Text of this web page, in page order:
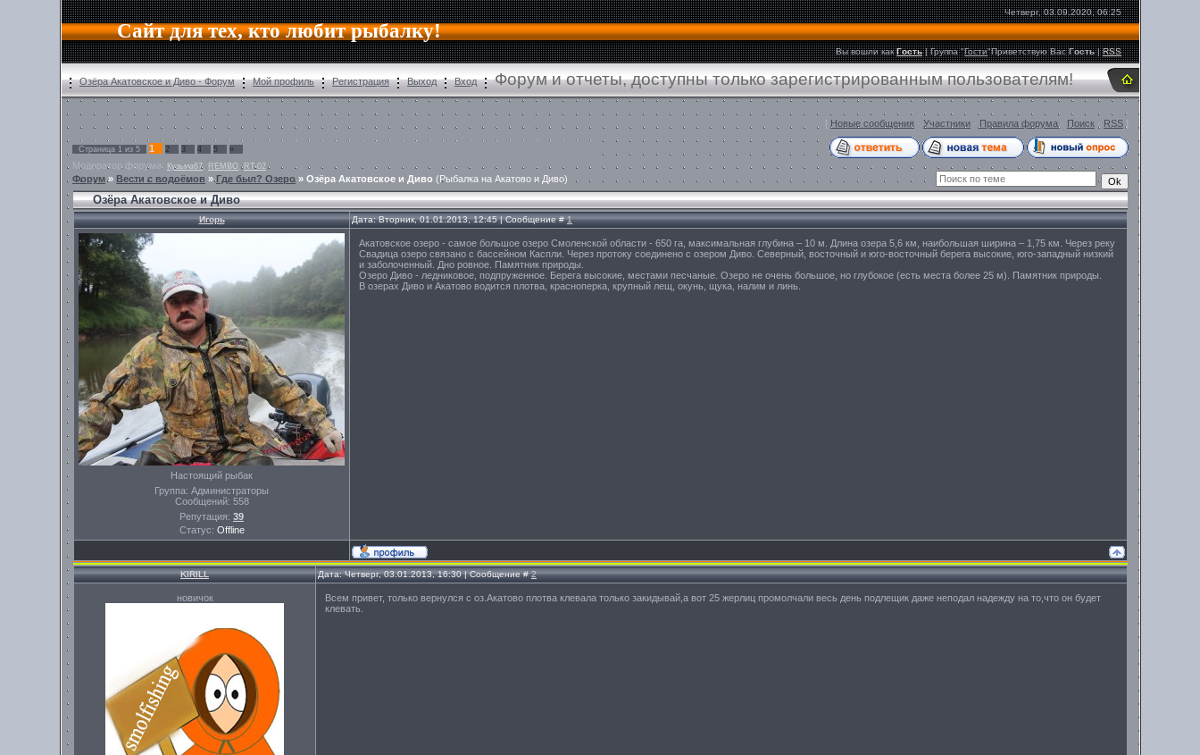
Сайт для тех, кто любит рыбалку!
Четверг, 03.09.2020, 06:25
Вы вошли как Гость|Группа"Гости"Приветствую Вас Гость |RSS
Озёра Акатовское и Диво - Форум Мой профиль Регистрация Выход Вход Форум и отчеты, доступны только зарегистрированным пользователям!
[ Новые сообщения Участники Правила форума Поиск RSS ]
Страница 1 из 5 1 2 3 4 5 »
Модератор форума: Кузьма67 REMBO , RT-02
Форум» Вести с водоёмов »Где был? Озеро» Озёра Акатовское и Диво (Рыбалка на Акатово и Диво)
Озёра Акатовское и Диво
Игорь Дата: Вторник, 01.01.2013, 12:45 | Сообщение #1
Настоящий рыбак
Группа: Администраторы
Сообщений: 558
Репутация: 39
Статус: Offline
Акатовское озеро - самое большое озеро Смоленской области - 650 га, максимальная глубина – 10 м. Длина озера 5,6 км, наибольшая ширина – 1,75 км. Через реку
Свадица озеро связано с бассейном Каспли. Через протоку соединено с озером Диво. Северный, восточный и юго-восточный берега высокие, юго-западный низкий
и заболоченный. Дно ровное. Памятник природы.
Озеро Диво - ледниковое, подпруженное. Берега высокие, местами песчаные. Озеро не очень большое, но глубокое (есть места более 25 м). Памятник природы.
В озерах Диво и Акатово водится плотва, красноперка, крупный лещ, окунь, щука, налим и линь.
KIRILL Дата: Четверг, 03.01.2013, 16:30 | Сообщение #2
новичок
Всем привет, только вернулся с оз.Акатово плотва клевала только закидывай,а вот 25 жерлиц промолчали весь день подлещик даже неподал надежду на то,что он будет
клевать.